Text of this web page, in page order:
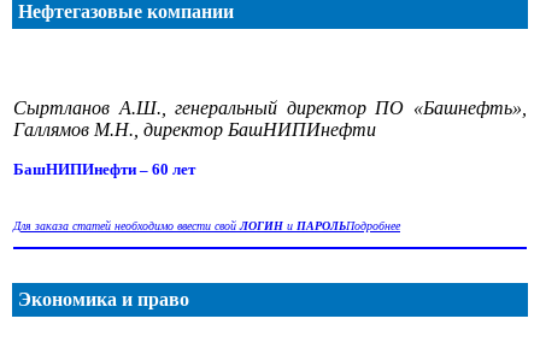
Нефтегазовые компании
Сыртланов А.Ш., генеральный директор ПО «Башнефть»,
Галлямов М.Н., директор БашНИПИнефти
БашНИПИнефти – 60 лет
Для заказа статей необходимо ввести свойЛОГИН и ПАРОЛЬПодробнее
Экономика и право